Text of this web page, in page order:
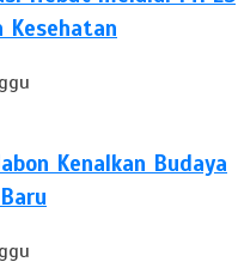
Kesehatan
Kenalkan Budaya